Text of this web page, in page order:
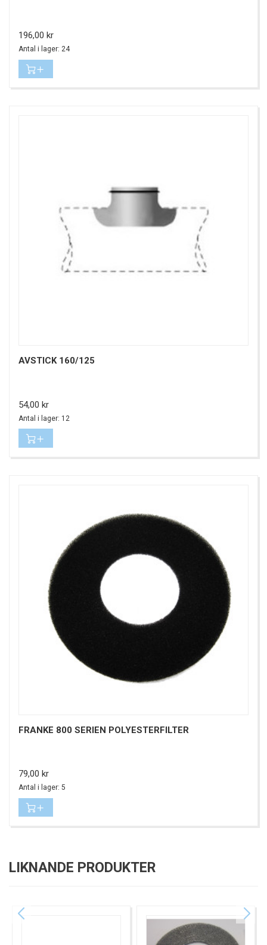
Pris
196,00 kr
Antal i lager: 24
AVSTICK 160/125
Pris
54,00 kr
Antal i lager: 12
FRANKE 800 SERIEN POLYESTERFILTER
Pris
79,00 kr
Antal i lager: 5
LIKNANDE PRODUKTER